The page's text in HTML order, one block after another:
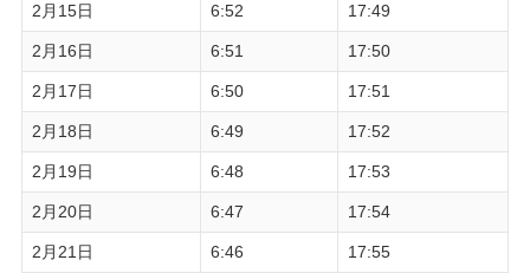
2月15日 6:52 17:49
2月16日 6:51 17:50
2月17日 6:50 17:51
2月18日 6:49 17:52
2月19日 6:48 17:53
2月20日 6:47 17:54
2月21日 6:46 17:55